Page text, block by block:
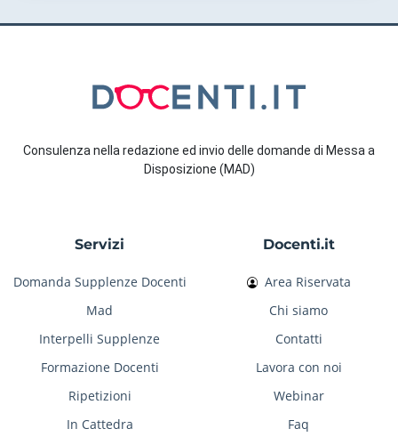
Consulenza nella redazione ed invio delle domande di Messa a
Disposizione (MAD)
Servizi
Domanda Supplenze Docenti
Mad
Interpelli Supplenze
Formazione Docenti
Ripetizioni
In Cattedra
Docenti.it
Area Riservata
Chi siamo
Contatti
Lavora con noi
Webinar
Faq